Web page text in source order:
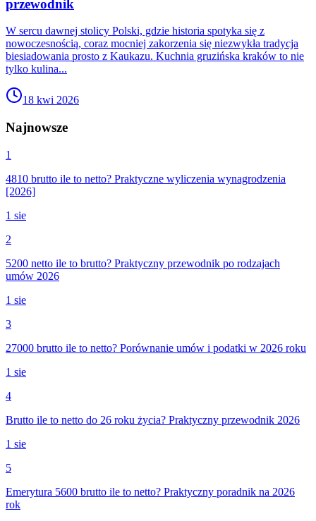
przewodnik
W sercu dawnej stolicy Polski, gdzie historia spotyka się z
nowoczesnością, coraz mocniej zakorzenia się niezwykła tradycja
biesiadowania prosto z Kaukazu. Kuchnia gruzińska kraków to nie
tylko kulina...
18 kwi 2026
Najnowsze
1
4810 brutto ile to netto? Praktyczne wyliczenia wynagrodzenia
[2026]
1 sie
2
5200 netto ile to brutto? Praktyczny przewodnik po rodzajach
umów 2026
1 sie
3
27000 brutto ile to netto? Porównanie umów i podatki w 2026 roku
1 sie
4
Brutto ile to netto do 26 roku życia? Praktyczny przewodnik 2026
1 sie
5
Emerytura 5600 brutto ile to netto? Praktyczny poradnik na 2026
rok